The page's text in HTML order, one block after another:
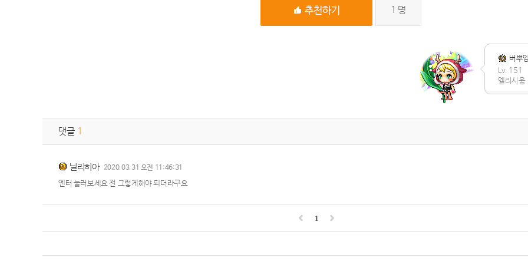
1 명
버뿌
Lv. 151
엘리시움
댓글 1
닐리히아 2020.03.31 오전 11:46:31
엔터 눌러보세요 전 그렇게해야 되더라구요
1